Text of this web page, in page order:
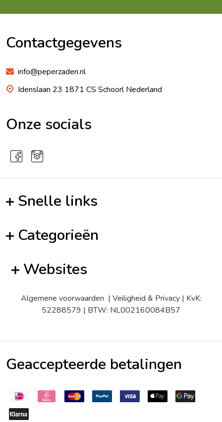
Contactgegevens
info@peperzaden.nl
Idenslaan 23 1871 CS Schoorl Nederland
Onze socials
Snelle links
Categorieën
Websites
Algemene voorwaarden | Veiligheid & Privacy| KvK:
52288579 | BTW: NL002160084B57
Geaccepteerde betalingen